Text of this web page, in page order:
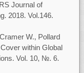
Journal of
2018. Vol.146.
W., Pollard
within Global
Vol. 10, №. 6.